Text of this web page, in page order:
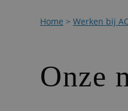
Home > Werken bij
Onze